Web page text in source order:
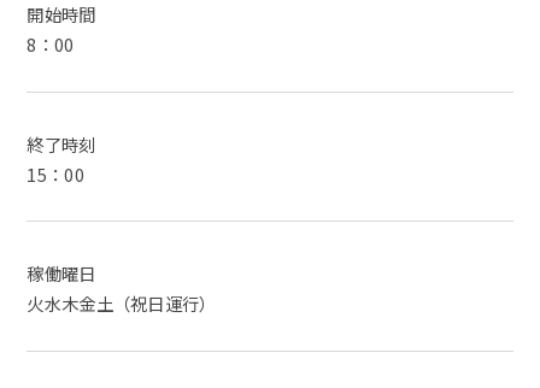
開始時間
8：00
終了時刻
15：00
稼働曜日
火水木金土（祝日運行）